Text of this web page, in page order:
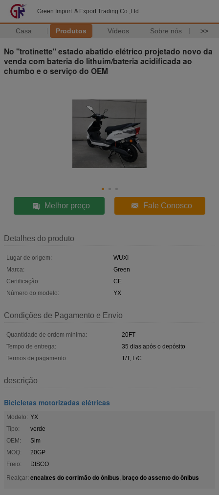
Green Import ＆Export Trading Co.,Ltd.
Casa Produtos Vídeos Sobre nós >>
No "trotinette" estado abatido elétrico projetado novo da
venda com bateria do lithuim/bateria acidificada ao
chumbo e o serviço do OEM
Melhor preço Fale Conosco
Detalhes do produto
Lugar de origem:
WUXI
Marca:
Green
Certificação:
CE
Número do modelo:
YX
Condições de Pagamento e Envio
Quantidade de ordem mínima:
20FT
Tempo de entrega:
35 dias após o depósito
Termos de pagamento:
T/T, L/C
descrição
Bicicletas motorizadas elétricas
Modelo: YX
Tipo:
verde
OEM:
Sim
MOQ:
20GP
Freio:
DISCO
Realçar: encaixes do corrimão do ônibus, braço do assento do ônibus